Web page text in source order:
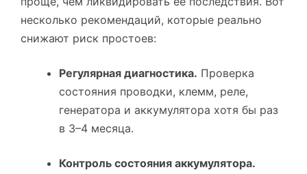
несколько рекомендаций, которые реально
снижают риск простоев:
Регулярная диагностика. Проверка
состояния проводки, клемм, реле,
генератора и аккумулятора хотя бы раз
в 3–4 месяца.
Контроль состояния аккумулятора.